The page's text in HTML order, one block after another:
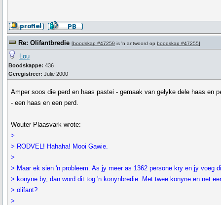
Re: Olifantbredie [boodskap #47259 is 'n antwoord op boodskap #47255]
Lou
Boodskappe: 436
Geregistreer: Julie 2000
Amper soos die perd en haas pastei - gemaak van gelyke dele haas en
- een haas en een perd.
Wouter Plaasvark wrote:
>
> RODVEL! Hahaha! Mooi Gawie.
>
> Maar ek sien 'n probleem. As jy meer as 1362 persone kry en jy voeg
> konyne by, dan word dit tog 'n konynbredie. Met twee konyne en net
> olifant?
>